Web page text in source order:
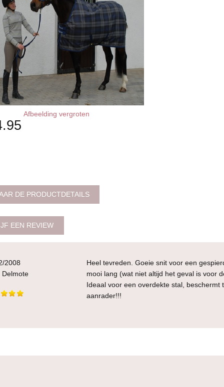
Afbeelding vergroten
DE PRODUCTDETAILS
EEN REVIEW
2008
Delmote
Heel tevreden. Goeie snit voor een
mooi lang (wat niet altijd het geval is voor
Ideaal voor een overdekte stal,
aanrader!!!